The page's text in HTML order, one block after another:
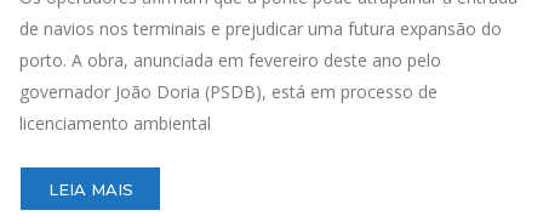
de navios nos terminais e prejudicar uma futura expansão do
porto. A obra, anunciada em fevereiro deste ano pelo
governador João Doria (PSDB), está em processo de
licenciamento ambiental
LEIA MAIS